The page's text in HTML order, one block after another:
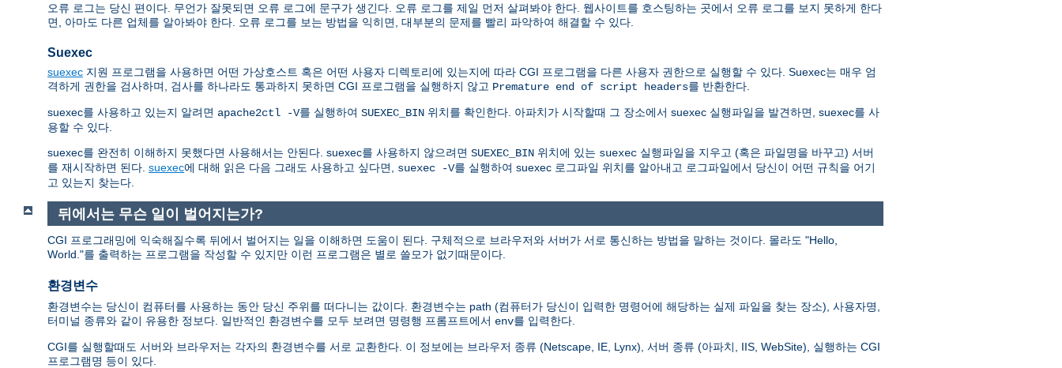
오류 로그는 당신 편이다. 무언가 잘못되면 오류 로그에 문구가 생긴다. 오류 로그를 제일 먼저 살펴봐야 한다. 웹사이트를 호스팅하는 곳에서 오류 로그를 보지 못하게 한다
면, 아마도 다른 업체를 알아봐야 한다. 오류 로그를 보는 방법을 익히면, 대부분의 문제를 빨리 파악하여 해결할 수 있다.
Suexec
suexec 지원 프로그램을 사용하면 어떤 가상호스트 혹은 어떤 사용자 디렉토리에 있는지에 따라 CGI 프로그램을 다른 사용자 권한으로 실행할 수 있다. Suexec는 매우 엄
격하게 권한을 검사하며, 검사를 하나라도 통과하지 못하면 CGI 프로그램을 실행하지 않고 Premature end of script headers를 반환한다.
suexec를 사용하고 있는지 알려면 apache2ctl -V를 실행하여 SUEXEC_BIN 위치를 확인한다. 아파치가 시작할때 그 장소에서 suexec 실행파일을 발견하면, suexec를 사
용할 수 있다.
suexec를 완전히 이해하지 못했다면 사용해서는 안된다. suexec를 사용하지 않으려면 SUEXEC_BIN 위치에 있는 suexec 실행파일을 지우고 (혹은 파일명을 바꾸고) 서버
를 재시작하면 된다. suexec에 대해 읽은 다음 그래도 사용하고 싶다면, suexec -V를 실행하여 suexec 로그파일 위치를 알아내고 로그파일에서 당신이 어떤 규칙을 어기
고 있는지 찾는다.
뒤에서는 무슨 일이 벌어지는가?
CGI 프로그래밍에 익숙해질수록 뒤에서 벌어지는 일을 이해하면 도움이 된다. 구체적으로 브라우저와 서버가 서로 통신하는 방법을 말하는 것이다. 몰라도 "Hello,
World."를 출력하는 프로그램을 작성할 수 있지만 이런 프로그램은 별로 쓸모가 없기때문이다.
환경변수
환경변수는 당신이 컴퓨터를 사용하는 동안 당신 주위를 떠다니는 값이다. 환경변수는 path (컴퓨터가 당신이 입력한 명령어에 해당하는 실제 파일을 찾는 장소), 사용자명,
터미널 종류와 같이 유용한 정보다. 일반적인 환경변수를 모두 보려면 명령행 프롬프트에서 env를 입력한다.
CGI를 실행할때도 서버와 브라우저는 각자의 환경변수를 서로 교환한다. 이 정보에는 브라우저 종류 (Netscape, IE, Lynx), 서버 종류 (아파치, IIS, WebSite), 실행하는 CGI
프로그램명 등이 있다.